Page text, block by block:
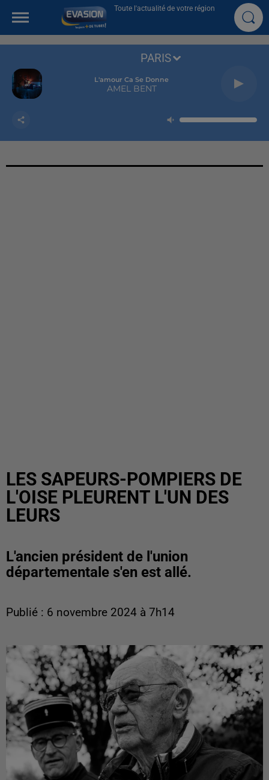
Toute l'actualité de votre région
L'amour Ca Se Donne
AMEL BENT
PARIS
LES SAPEURS-POMPIERS DE
L'OISE PLEURENT L'UN DES
LEURS
L'ancien président de l'union
départementale s'en est allé.
Publié : 6 novembre 2024 à 7h14